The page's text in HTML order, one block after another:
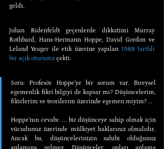
geldi.
Johan Ridenfeldt geçenlerde dikkatimi Murray
Rothbard, Hans-Hermann Hoppe, David Gordon ve
Leland Yeager ile etik üzerine yapılan 1988 tarihli
bir açık oturuma çekti:
Soru: Profesör Hoppe’ye bir sorum var. Bireysel
egemenlik fikri bilgiyi de kapsar mı? Düşüncelerim,
fikirlerim ve teorilerim üzerinde egemen miyim? ...
Hoppe’nın cevabı: ... bir düşünceye sahip olmak için
vücudunuz üzerinde mülkiyet haklarınız olmalıdır.
Ancak bu, düşüncelerinizin sahibi olduğunuz
anlamına gelmez. Düşünceler, onları anlama